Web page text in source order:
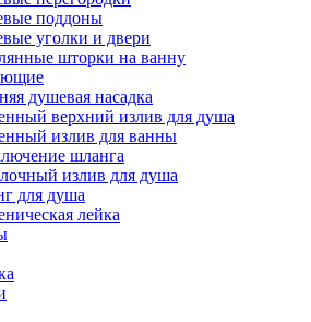
поддоны
уголки и двери
шторки на ванну
душевая насадка
верхний излив для душа
излив для ванны
шланга
излив для душа
для душа
лейка